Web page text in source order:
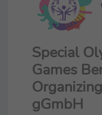
Special
Games
gGmbH